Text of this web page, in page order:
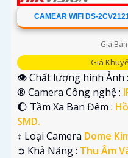
CAMEAR WIFI DS-
Giá
Giá
👁 Chất lượng hình Ảnh :
®️ Camera Công nghệ :
🌔 Tầm Xa Ban Đêm :
SMD.
↕️ Loại Camera Dome
️➲ Khả Năng : Thu Âm